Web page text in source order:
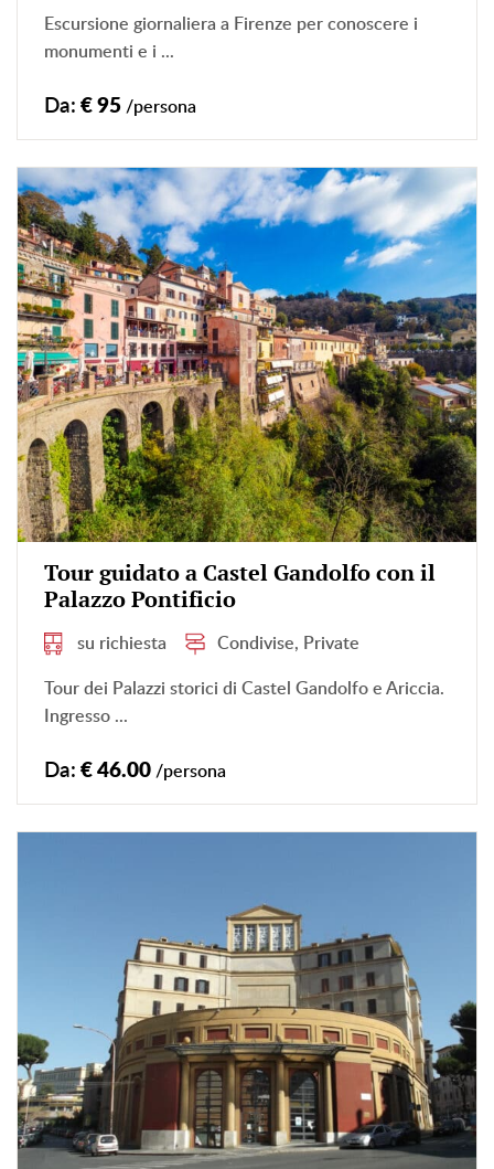
Escursione giornaliera a Firenze per conoscere i
monumenti e i ...
Da: € 95 /persona
Tour guidato a Castel Gandolfo con il
Palazzo Pontificio
su richiesta Condivise, Private
Tour dei Palazzi storici di Castel Gandolfo e Ariccia.
Ingresso ...
Da: € 46.00 /persona